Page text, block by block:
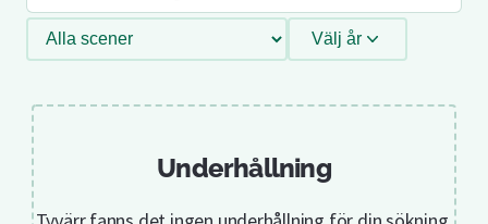
underhållning
Filtrera
efter
Välj år
Underhållning